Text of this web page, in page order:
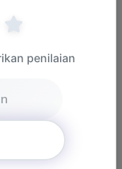
Perkuat
penilaian